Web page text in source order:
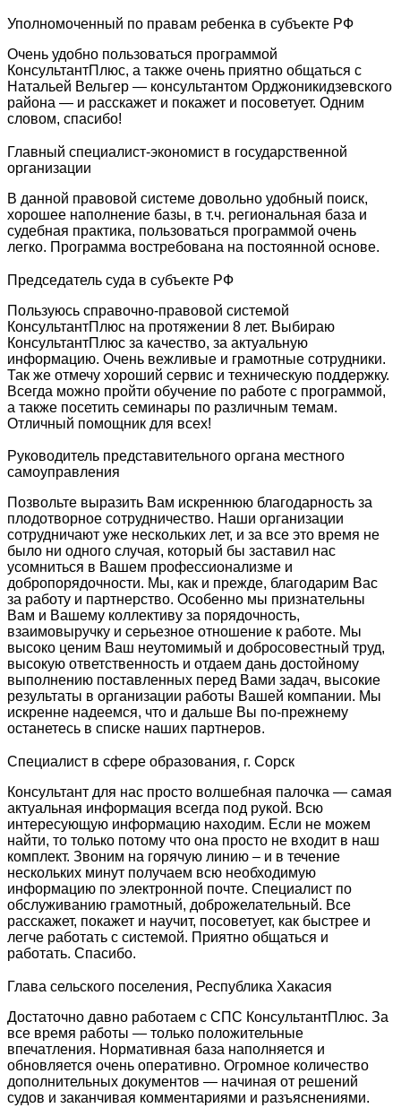
Уполномоченный по правам ребенка в субъекте РФ
Очень удобно пользоваться программой
КонсультантПлюс, а также очень приятно общаться с
Натальей Вельгер — консультантом Орджоникидзевского
района — и расскажет и покажет и посоветует. Одним
словом, спасибо!
Главный специалист-экономист в государственной
организации
В данной правовой системе довольно удобный поиск,
хорошее наполнение базы, в т.ч. региональная база и
судебная практика, пользоваться программой очень
легко. Программа востребована на постоянной основе.
Председатель суда в субъекте РФ
Пользуюсь справочно-правовой системой
КонсультантПлюс на протяжении 8 лет. Выбираю
КонсультантПлюс за качество, за актуальную
информацию. Очень вежливые и грамотные сотрудники.
Так же отмечу хороший сервис и техническую поддержку.
Всегда можно пройти обучение по работе с программой,
а также посетить семинары по различным темам.
Отличный помощник для всех!
Руководитель представительного органа местного
самоуправления
Позвольте выразить Вам искреннюю благодарность за
плодотворное сотрудничество. Наши организации
сотрудничают уже нескольких лет, и за все это время не
было ни одного случая, который бы заставил нас
усомниться в Вашем профессионализме и
добропорядочности. Мы, как и прежде, благодарим Вас
за работу и партнерство. Особенно мы признательны
Вам и Вашему коллективу за порядочность,
взаимовыручку и серьезное отношение к работе. Мы
высоко ценим Ваш неутомимый и добросовестный труд,
высокую ответственность и отдаем дань достойному
выполнению поставленных перед Вами задач, высокие
результаты в организации работы Вашей компании. Мы
искренне надеемся, что и дальше Вы по-прежнему
останетесь в списке наших партнеров.
Специалист в сфере образования, г. Сорск
Консультант для нас просто волшебная палочка — самая
актуальная информация всегда под рукой. Всю
интересующую информацию находим. Если не можем
найти, то только потому что она просто не входит в наш
комплект. Звоним на горячую линию – и в течение
нескольких минут получаем всю необходимую
информацию по электронной почте. Специалист по
обслуживанию грамотный, доброжелательный. Все
расскажет, покажет и научит, посоветует, как быстрее и
легче работать с системой. Приятно общаться и
работать. Спасибо.
Глава сельского поселения, Республика Хакасия
Достаточно давно работаем с СПС КонсультантПлюс. За
все время работы — только положительные
впечатления. Нормативная база наполняется и
обновляется очень оперативно. Огромное количество
дополнительных документов — начиная от решений
судов и заканчивая комментариями и разъяснениями.